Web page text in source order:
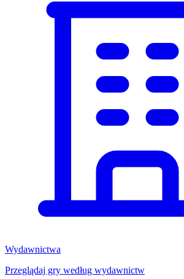
Wydawnictwa
Przeglądaj gry według wydawnictw